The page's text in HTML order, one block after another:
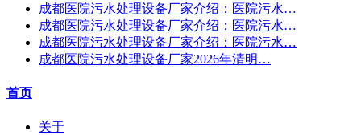
成都医院污水处理设备厂家介绍：医院污水…
成都医院污水处理设备厂家介绍：医院污水…
成都医院污水处理设备厂家介绍：医院污水…
成都医院污水处理设备厂家2026年清明…
首页
关于